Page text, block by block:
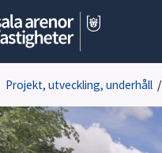
Projekt, utveckling, underhåll/